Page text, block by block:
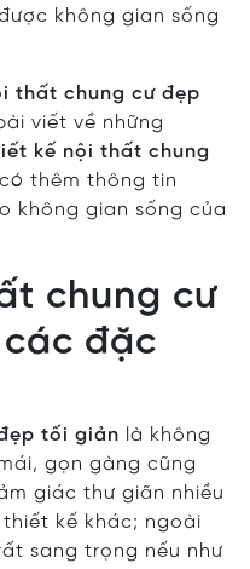
không gian sống
thất chung cư đẹp
viết về những
kế nội thất chung
thêm thông tin
không gian sống của
chung cư
đặc
tối giản là không
gọn gàng cũng
giác thư giãn nhiều
kế khác; ngoài
sang trọng nếu như